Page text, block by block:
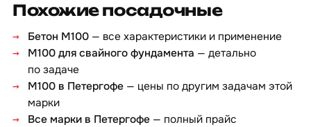
Похожие посадочные
Бетон М100 — все характеристики и применение
М100 для свайного фундамента — детально
по задаче
М100 в Петергофе — цены по другим задачам этой
марки
Все марки в Петергофе — полный прайс